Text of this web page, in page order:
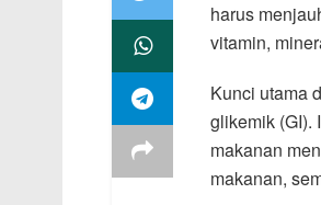
harus
vitamin,
Kunci utama
glikemik (GI).
makanan
makanan,